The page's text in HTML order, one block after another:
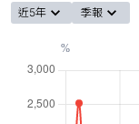
近5年 季報